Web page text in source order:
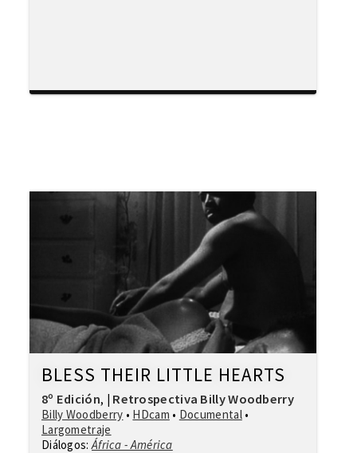
BLESS THEIR LITTLE HEARTS
8º Edición, | Retrospectiva Billy Woodberry
Billy Woodberry • HDcam • Documental•
Largometraje
Diálogos:África - América